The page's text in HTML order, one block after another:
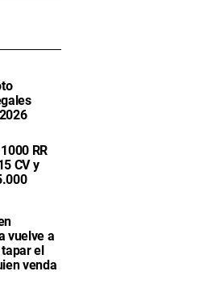
RR
CV y
vuelve a
el
venda